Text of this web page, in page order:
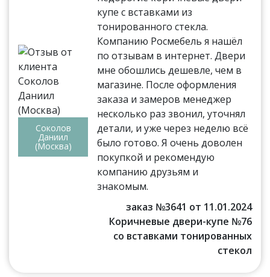
Соколов
Даниил
(Москва)
купе с вставками из
тонированного стекла.
Компанию Росмебель я нашёл
по отзывам в интернет. Двери
мне обошлись дешевле, чем в
магазине. После оформления
заказа и замеров менеджер
несколько раз звонил, уточнял
детали, и уже через неделю всё
было готово. Я очень доволен
покупкой и рекомендую
компанию друзьям и
знакомым.
заказ №3641 от 11.01.2024
Коричневые двери-купе №76
со вставками тонированных
стекол